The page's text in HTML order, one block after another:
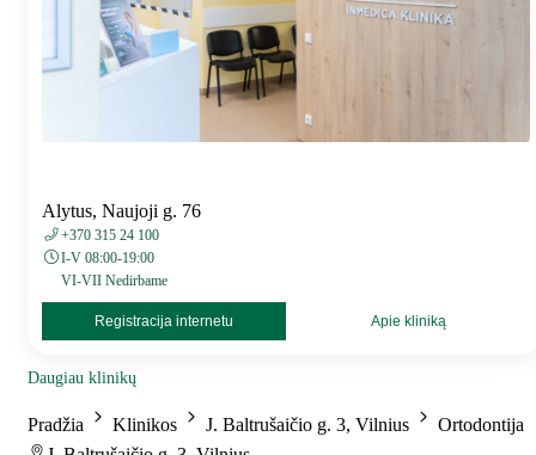
Alytus, Naujoji g. 76
+370 315 24 100
I-V 08:00-19:00
VI-VII Nedirbame
Registracija internetu Apie kliniką
Daugiau klinikų
Pradžia Klinikos J. Baltrušaičio g. 3, Vilnius
Ortodontija